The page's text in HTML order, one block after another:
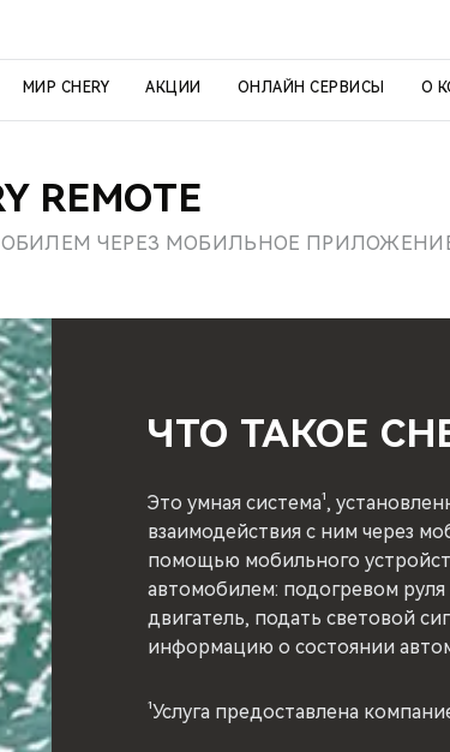
МИР CHERY АКЦИИ ОНЛАЙН СЕРВИСЫ О
REMOTE
ЧЕРЕЗ МОБИЛЬНОЕ
ЧТО ТАКОЕ
Это умная система¹,
взаимодействия с ним через
помощью мобильного
автомобилем: подогревом руля
двигатель, подать световой
информацию о состоянии
¹Услуга предоставлена